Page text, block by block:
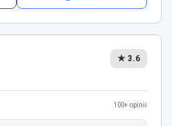
★ 3.6
100+ opinii